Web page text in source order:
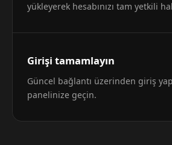
yükleyerek hesabınızı tam yetkili
Girişi tamamlayın
Güncel bağlantı üzerinden giriş
panelinize geçin.